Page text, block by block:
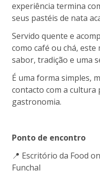
experiência termina
seus pastéis de nata
Servido quente e
como café ou chá,
sabor, tradição e uma
É uma forma simples,
contacto com a
gastronomia.
Ponto de encontro
📍 Escritório da Food
Funchal